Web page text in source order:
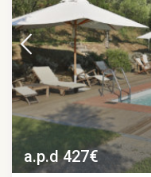
a.p.d 427€